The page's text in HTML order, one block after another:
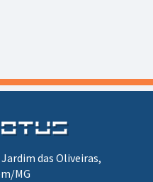
das Oliveiras,
MG